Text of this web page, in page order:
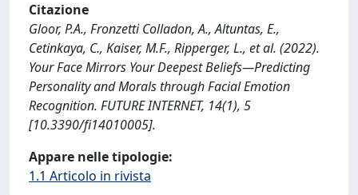
Citazione
Gloor, P.A., Fronzetti Colladon, A., Altuntas, E.,
Cetinkaya, C., Kaiser, M.F., Ripperger, L., et al. (2022).
Your Face Mirrors Your Deepest Beliefs—Predicting
Personality and Morals through Facial Emotion
Recognition. FUTURE INTERNET, 14(1), 5
[10.3390/fi14010005].
Appare nelle tipologie:
1.1 Articolo in rivista